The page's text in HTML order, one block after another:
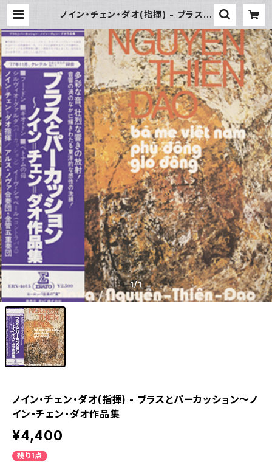
ノイン・チェン・ダオ(指揮) - ブラスと
作品集 | Underground Gallery R
ecord Store
1/1
ノイン・チェン・ダオ(指揮) - ブラスとパーカッション〜ノ
イン・チェン・ダオ作品集
¥4,400
残り1点